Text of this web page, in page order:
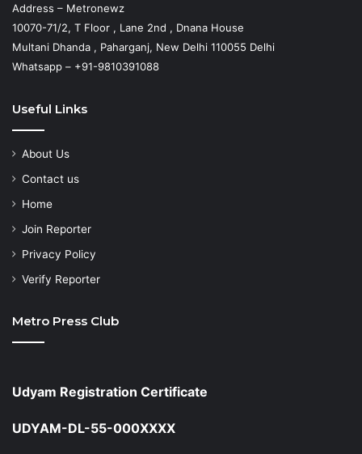
Address – Metronewz
10070-71/2, T Floor , Lane 2nd , Dnana House
Multani Dhanda , Paharganj, New Delhi 110055 Delhi
Whatsapp – +91-9810391088
Useful Links
About Us
Contact us
Home
Join Reporter
Privacy Policy
Verify Reporter
Metro Press Club
Udyam Registration Certificate
UDYAM-DL-55-000XXXX